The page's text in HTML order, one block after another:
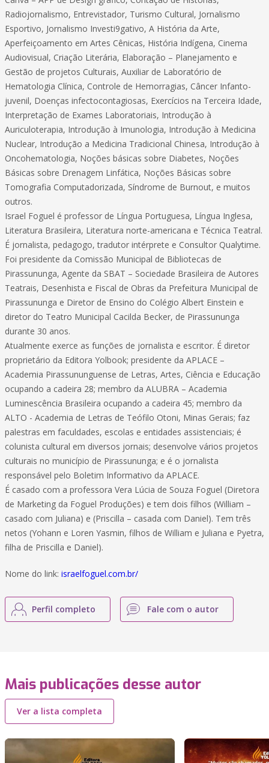
Radiojornalismo, Entrevistador, Turismo Cultural, Jornalismo
Esportivo, Jornalismo Investi9gativo, A História da Arte,
Aperfeiçoamento em Artes Cênicas, História Indígena, Cinema
Audiovisual, Criação Literária, Elaboração – Planejamento e
Gestão de projetos Culturais, Auxiliar de Laboratório de
Hematologia Clínica, Controle de Hemorragias, Câncer Infanto-
juvenil, Doenças infectocontagiosas, Exercícios na Terceira Idade,
Interpretação de Exames Laboratoriais, Introdução à
Auriculoterapia, Introdução à Imunologia, Introdução à Medicina
Nuclear, Introdução a Medicina Tradicional Chinesa, Introdução à
Oncohematologia, Noções básicas sobre Diabetes, Noções
Básicas sobre Drenagem Linfática, Noções Básicas sobre
Tomografia Computadorizada, Síndrome de Burnout, e muitos
outros.
Israel Foguel é professor de Língua Portuguesa, Língua Inglesa,
Literatura Brasileira, Literatura norte-americana e Técnica Teatral.
É jornalista, pedagogo, tradutor intérprete e Consultor Qualytime.
Foi presidente da Comissão Municipal de Bibliotecas de
Pirassununga, Agente da SBAT – Sociedade Brasileira de Autores
Teatrais, Desenhista e Fiscal de Obras da Prefeitura Municipal de
Pirassununga e Diretor de Ensino do Colégio Albert Einstein e
diretor do Teatro Municipal Cacilda Becker, de Pirassununga
durante 30 anos.
Atualmente exerce as funções de jornalista e escritor. É diretor
proprietário da Editora Yolbook; presidente da APLACE –
Academia Pirassununguense de Letras, Artes, Ciência e Educação
ocupando a cadeira 28; membro da ALUBRA – Academia
Luminescência Brasileira ocupando a cadeira 45; membro da
ALTO - Academia de Letras de Teófilo Otoni, Minas Gerais; faz
palestras em faculdades, escolas e entidades assistenciais; é
colunista cultural em diversos jornais; desenvolve vários projetos
culturais no município de Pirassununga; e é o jornalista
responsável pelo Boletim Informativo da APLACE.
É casado com a professora Vera Lúcia de Souza Foguel (Diretora
de Marketing da Foguel Produções) e tem dois filhos (William –
casado com Juliana) e (Priscilla – casada com Daniel). Tem três
netos (Yohann e Loren Yasmin, filhos de William e Juliana e Pyetra,
filha de Priscilla e Daniel).
Nome do link: israelfoguel.com.br/
Perfil completo Fale com o autor
Mais publicações desse autor
Ver a lista completa